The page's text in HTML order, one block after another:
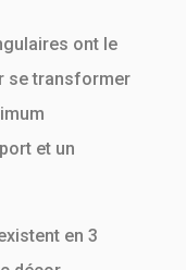
ont le
se transformer
et un
en 3